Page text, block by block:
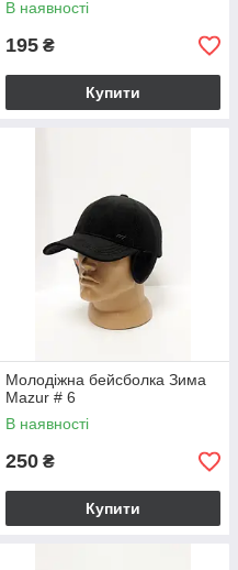
В наявності
195 ₴
Купити
Молодіжна бейсболка Зима
Mazur # 6
В наявності
250 ₴
Купити